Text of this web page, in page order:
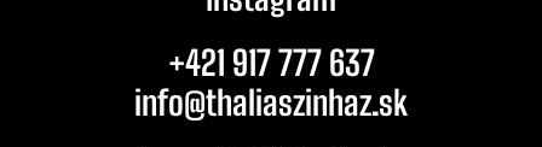
+421 917 777 637
info@thaliaszinhaz.sk